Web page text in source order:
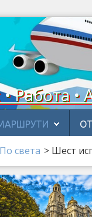
Работа
По света > Шест